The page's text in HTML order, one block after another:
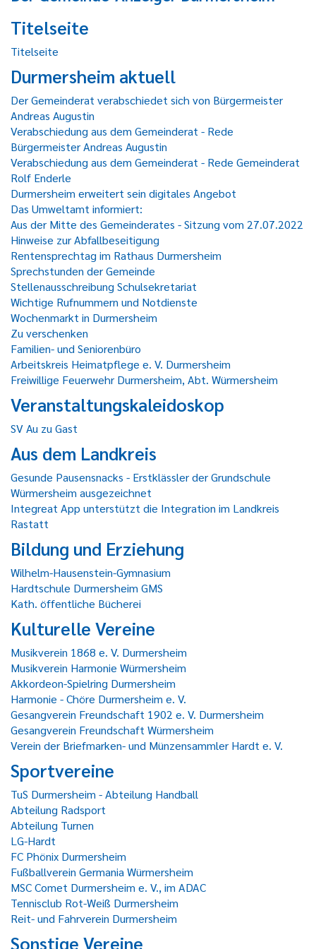
Titelseite
Titelseite
Durmersheim aktuell
Der Gemeinderat verabschiedet sich von Bürgermeister
Andreas Augustin
Verabschiedung aus dem Gemeinderat - Rede
Bürgermeister Andreas Augustin
Verabschiedung aus dem Gemeinderat - Rede Gemeinderat
Rolf Enderle
Durmersheim erweitert sein digitales Angebot
Das Umweltamt informiert:
Aus der Mitte des Gemeinderates - Sitzung vom 27.07.2022
Hinweise zur Abfallbeseitigung
Rentensprechtag im Rathaus Durmersheim
Sprechstunden der Gemeinde
Stellenausschreibung Schulsekretariat
Wichtige Rufnummern und Notdienste
Wochenmarkt in Durmersheim
Zu verschenken
Familien- und Seniorenbüro
Arbeitskreis Heimatpflege e. V. Durmersheim
Freiwillige Feuerwehr Durmersheim, Abt. Würmersheim
Veranstaltungskaleidoskop
SV Au zu Gast
Aus dem Landkreis
Gesunde Pausensnacks - Erstklässler der Grundschule
Würmersheim ausgezeichnet
Integreat App unterstützt die Integration im Landkreis
Rastatt
Bildung und Erziehung
Wilhelm-Hausenstein-Gymnasium
Hardtschule Durmersheim GMS
Kath. öffentliche Bücherei
Kulturelle Vereine
Musikverein 1868 e. V. Durmersheim
Musikverein Harmonie Würmersheim
Akkordeon-Spielring Durmersheim
Harmonie - Chöre Durmersheim e. V.
Gesangverein Freundschaft 1902 e. V. Durmersheim
Gesangverein Freundschaft Würmersheim
Verein der Briefmarken- und Münzensammler Hardt e. V.
Sportvereine
TuS Durmersheim - Abteilung Handball
Abteilung Radsport
Abteilung Turnen
LG-Hardt
FC Phönix Durmersheim
Fußballverein Germania Würmersheim
MSC Comet Durmersheim e. V., im ADAC
Tennisclub Rot-Weiß Durmersheim
Reit- und Fahrverein Durmersheim
Sonstige Vereine